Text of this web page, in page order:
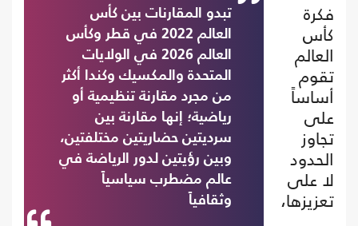
تبدو المقارنات بين كأس
العالم 2022 في قطر وكأس
العالم 2026 في الولايات
المتحدة والمكسيك وكندا أكثر
من مجرد مقارنة تنظيمية أو
رياضية؛ إنها مقارنة بين
سرديتين حضاريتين مختلفتين،
وبين رؤيتين لدور الرياضة في
عالم مضطرب سياسياً
وثقافياً
فكرة
كأس
العالم
تقوم
أساساً
على
تجاوز
الحدود
لا على
تعزيزها،